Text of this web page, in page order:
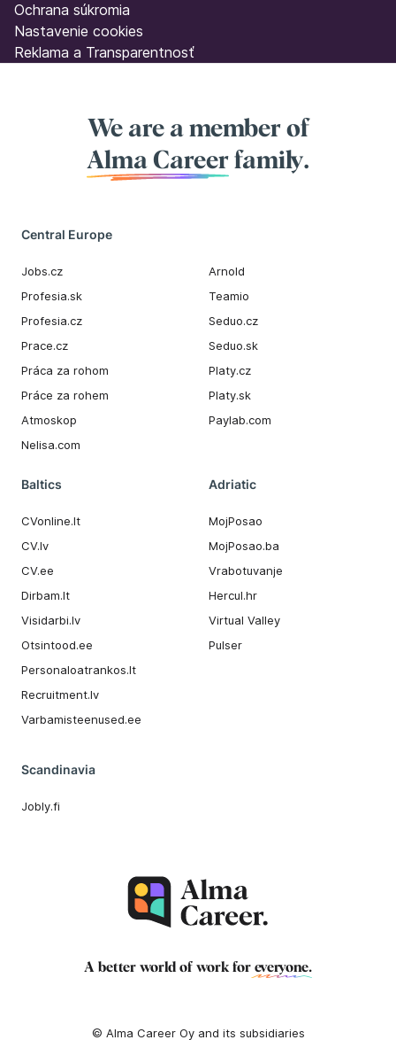
Ochrana súkromia
Nastavenie cookies
Reklama a Transparentnosť
We are a member of
Alma Career family.
Central Europe
Jobs.cz
Profesia.sk
Profesia.cz
Prace.cz
Práca za rohom
Práce za rohem
Atmoskop
Nelisa.com
Arnold
Teamio
Seduo.cz
Seduo.sk
Platy.cz
Platy.sk
Paylab.com
Baltics
CVonline.lt
CV.lv
CV.ee
Dirbam.It
Visidarbi.lv
Otsintood.ee
Personaloatrankos.lt
Recruitment.lv
Varbamisteenused.ee
Adriatic
MojPosao
MojPosao.ba
Vrabotuvanje
Hercul.hr
Virtual Valley
Pulser
Scandinavia
Jobly.fi
A better world of work for everyone.
© Alma Career Oy and its subsidiaries